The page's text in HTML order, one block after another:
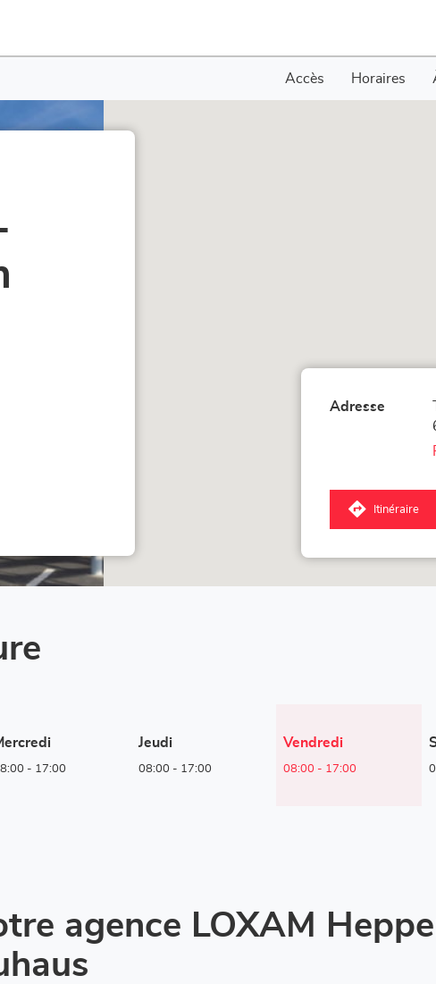
Accès Horaires
Adresse
Itinéraire
jusqu'au
point
- 17:00
Jeudi
08:00 - 17:00
Horaires
d'ouverture
Vendredi
08:00 - 17:00
agence LOXAM